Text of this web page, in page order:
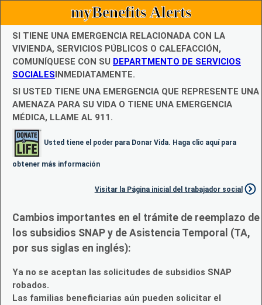
myBenefits Alerts
SI TIENE UNA EMERGENCIA RELACIONADA CON LA
VIVIENDA, SERVICIOS PÚBLICOS O CALEFACCIÓN,
COMUNÍQUESE CON SU DEPARTMENTO DE SERVICIOS
SOCIALESINMEDIATAMENTE.
SI USTED TIENE UNA EMERGENCIA QUE REPRESENTE UNA
AMENAZA PARA SU VIDA O TIENE UNA EMERGENCIA
MÉDICA, LLAME AL 911.
Usted tiene el poder para Donar Vida. Haga clic aquí para
obtener más información
Visitar la Página inicial del trabajador social
Cambios importantes en el trámite de reemplazo de
los subsidios SNAP y de Asistencia Temporal (TA,
por sus siglas en inglés):
Ya no se aceptan las solicitudes de subsidios SNAP
robados.
Las familias beneficiarias aún pueden solicitar el